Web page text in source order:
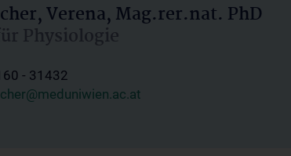
Verena, Mag.rer.nat. PhD
Physiologie
- 31432